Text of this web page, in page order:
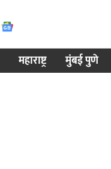
महाराष्ट्र मुंबई पुणे